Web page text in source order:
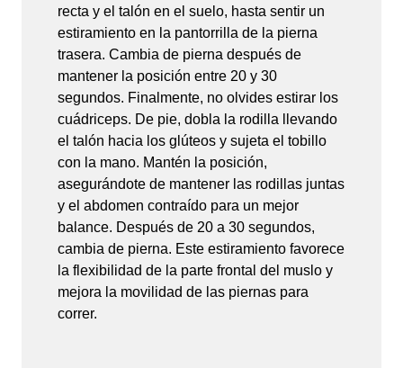
recta y el talón en el suelo, hasta sentir un
estiramiento en la pantorrilla de la pierna
trasera. Cambia de pierna después de
mantener la posición entre 20 y 30
segundos. Finalmente, no olvides estirar los
cuádriceps. De pie, dobla la rodilla llevando
el talón hacia los glúteos y sujeta el tobillo
con la mano. Mantén la posición,
asegurándote de mantener las rodillas juntas
y el abdomen contraído para un mejor
balance. Después de 20 a 30 segundos,
cambia de pierna. Este estiramiento favorece
la flexibilidad de la parte frontal del muslo y
mejora la movilidad de las piernas para
correr.